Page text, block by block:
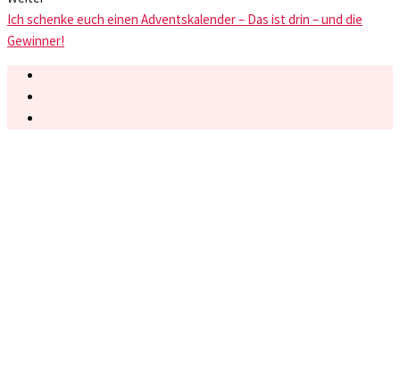
Ich schenke euch einen Adventskalender – Das ist drin – und die
Gewinner!